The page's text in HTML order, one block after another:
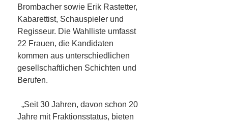
Brombacher sowie Erik Rastetter,
Kabarettist, Schauspieler und
Regisseur. Die Wahlliste umfasst
22 Frauen, die Kandidaten
kommen aus unterschiedlichen
gesellschaftlichen Schichten und
Berufen.
„Seit 30 Jahren, davon schon 20
Jahre mit Fraktionsstatus, bieten